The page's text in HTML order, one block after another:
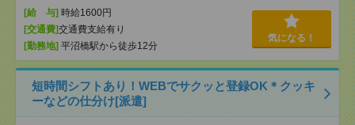
[給 与] 時給1600円
[交通費]交通費支給有り
[勤務地] 平沼橋駅から徒歩12分
気になる！
短時間シフトあり！WEBでサクッと登録OK＊クッキ
ーなどの仕分け[派遣]